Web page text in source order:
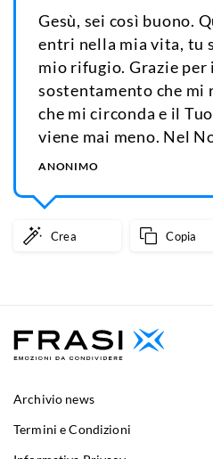
Gesù, sei così buono.
entri nella mia vita, tu
mio rifugio. Grazie per
sostentamento che mi
che mi circonda e il
viene mai meno. Nel
ANONIMO
Crea Copia
Archivio news
Termini e Condizioni